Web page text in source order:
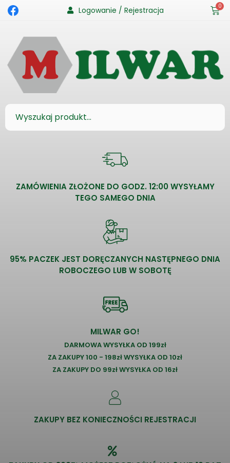
Logowanie / Rejestracja 0
ZAMÓWIENIA ZŁOŻONE DO GODZ. 12:00 WYSYŁAMY
TEGO SAMEGO DNIA
95% PACZEK JEST DORĘCZANYCH NASTĘPNEGO DNIA
ROBOCZEGO LUB W SOBOTĘ
MILWAR GO!
DARMOWA WYSYŁKA OD 199zł
ZA ZAKUPY 100 - 198zł WYSYŁKA OD 10zł
ZA ZAKUPY DO 99zł WYSYŁKA OD 16zł
ZAKUPY BEZ KONIECZNOŚCI REJESTRACJI